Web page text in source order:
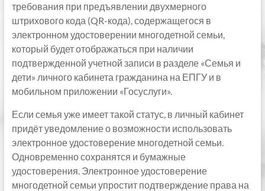
требования при предъявлении двухмерного
штрихового кода (QR-кода), содержащегося в
электронном удостоверении многодетной семьи,
который будет отображаться при наличии
подтвержденной учетной записи в разделе «Семья и
дети» личного кабинета гражданина на ЕПГУ и в
мобильном приложении «Госуслуги».
Если семья уже имеет такой статус, в личный кабинет
придёт уведомление о возможности использовать
электронное удостоверение многодетной семьи.
Одновременно сохранятся и бумажные
удостоверения. Электронное удостоверение
многодетной семьи упростит подтверждение права на